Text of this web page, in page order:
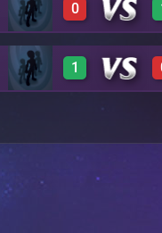
0 A20
0
0 A19
1